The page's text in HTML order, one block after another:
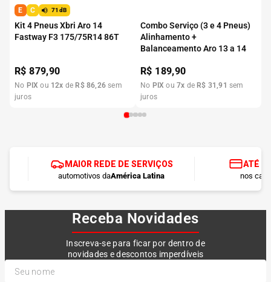
E C 71dB
Kit 4 Pneus Xbri Aro 14
Fastway F3 175/75R14 86T
R$879,90
No PIX ou 12x de R$ 86,26 sem
juros
Combo Serviço (3 e 4 Pneus)
Alinhamento +
Balanceamento Aro 13 a 14
R$ 189,90
No PIX ou7x de R$ 31 ,91 sem
juros
MAIOR REDE DE SERVIÇOS
automotivos daAmérica Latina
ATÉ
nos
Receba Novidades
Inscreva-se para ficar por dentro de
novidades e descontos imperdíveis